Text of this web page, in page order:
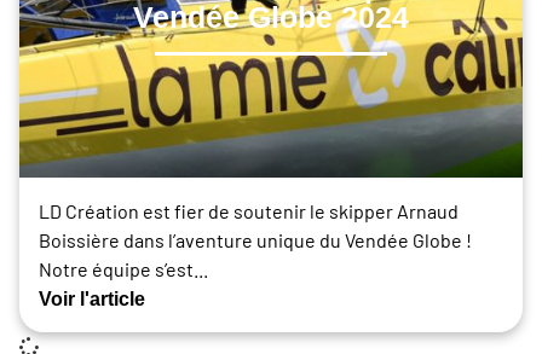
Vendée Globe 2024
LD Création est fier de soutenir le skipper Arnaud
Boissière dans l’aventure unique du Vendée Globe !
Notre équipe s’est...
Voir l'article